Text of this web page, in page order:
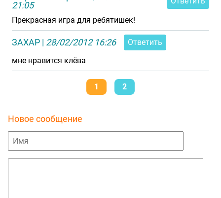
21:05
Прекрасная игра для ребятишек!
ЗАХАР | 28/02/2012 16:26
Ответить
мне нравится клёва
1 2
Новое сообщение